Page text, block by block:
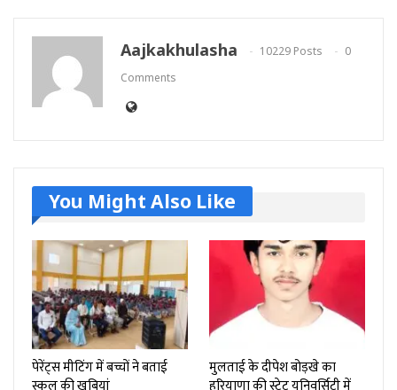
Aajkakhulasha 10229 Posts
0
Comments
You Might Also Like
पेरेंट्स मीटिंग में बच्चों ने बताई
मुलताई के दीपेश बोड़खे का